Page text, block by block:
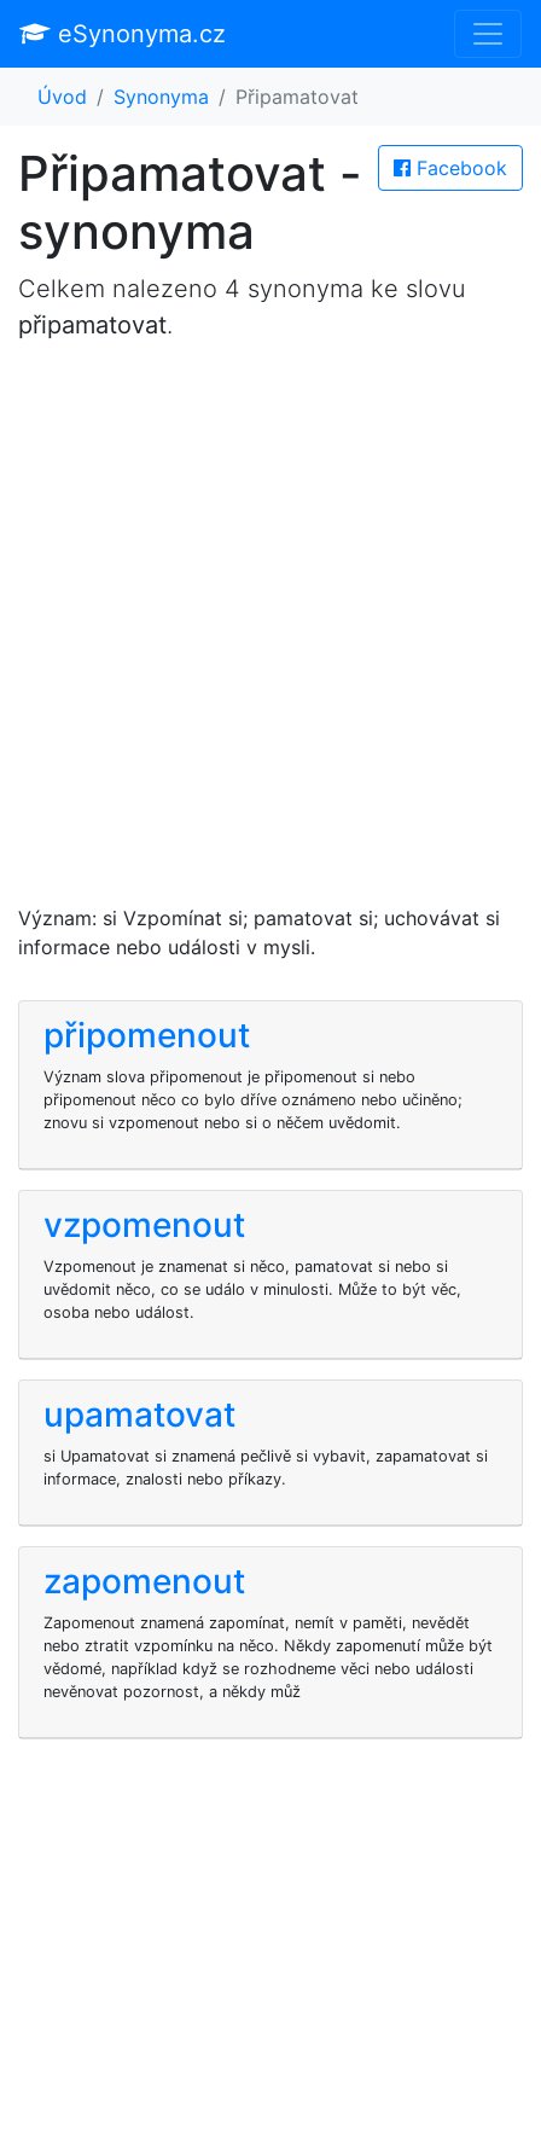
eSynonyma.cz
Úvod Synonyma Připamatovat
Facebook
Připamatovat -
synonyma
Celkem nalezeno 4 synonyma ke slovu
připamatovat.
Význam: si Vzpomínat si; pamatovat si; uchovávat si
informace nebo události v mysli.
připomenout
Význam slova připomenout je připomenout si nebo
připomenout něco co bylo dříve oznámeno nebo učiněno;
znovu si vzpomenout nebo si o něčem uvědomit.
vzpomenout
Vzpomenout je znamenat si něco, pamatovat si nebo si
uvědomit něco, co se událo v minulosti. Může to být věc,
osoba nebo událost.
upamatovat
si Upamatovat si znamená pečlivě si vybavit, zapamatovat si
informace, znalosti nebo příkazy.
zapomenout
Zapomenout znamená zapomínat, nemít v paměti, nevědět
nebo ztratit vzpomínku na něco. Někdy zapomenutí může být
vědomé, například když se rozhodneme věci nebo události
nevěnovat pozornost, a někdy můž